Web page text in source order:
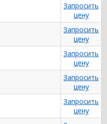
Запросить
цену
Запросить
цену
Запросить
цену
Запросить
цену
Запросить
цену